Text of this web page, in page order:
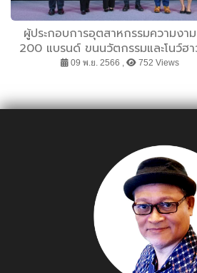
ผู้ประกอบการอุตสาหกรรมความงา
200 แบรนด์ ขนนวัตกรรมและโนว์ฮา
แสดง ในงาน “COSMEX 2023”
09 พ.ย. 2566 , 752 Views